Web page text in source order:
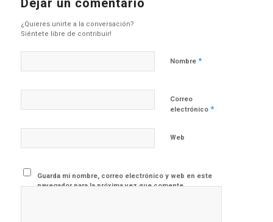
¿Quieres unirte a la conversación?
Siéntete libre de contribuir!
Nombre *
Correo
electrónico *
Web
Guarda mi nombre, correo electrónico y web en este
navegador para la próxima vez que comente.